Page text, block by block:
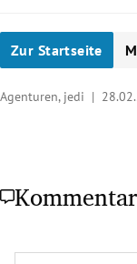
Zur Startseite
Agenturen, jedi |